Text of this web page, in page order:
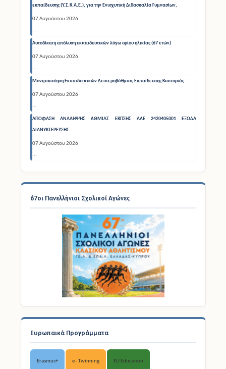
εκπαίδευσης (Υ.Σ.Κ.Α.Ε.), για την Ενισχυτική Διδασκαλία Γυμνασίων,
07 Αυγούστου 2026
...
Αυτοδίκαιη απόλυση εκπαιδευτικών λόγω ορίου ηλικίας (67 ετών)
07 Αυγούστου 2026
...
Μονιμοποίηση Εκπαιδευτικών Δευτεροβάθμιας Εκπαίδευσης Καστοριάς
07 Αυγούστου 2026
...
ΑΠΟΦΑΣΗ ΑΝΑΛΗΨΗΣ ΔΘΜΙΑΣ ΕΚΠΣΗΣ ΑΛΕ 2420405001 ΕΞΟΔΑ
ΔΙΑΝΥΚΤΕΡΕΥΣΗΣ
07 Αυγούστου 2026
...
67οι Πανελλήνιοι Σχολικοί Αγώνες
Ευρωπαικά Προγράμματα
Erasmus+ e - Twinning EU Education